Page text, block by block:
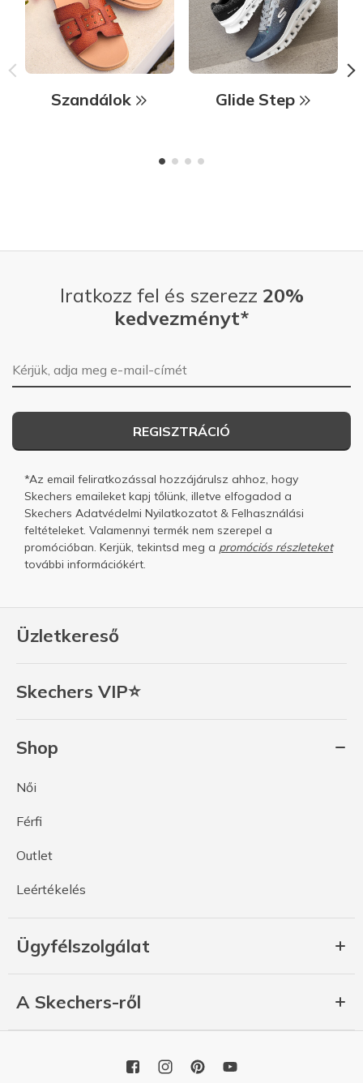
Szandálok Glide Step
Üzletkereső
Skechers VIP⭐
Shop
Női
Férfi
Outlet
Leértékelés
Ügyfélszolgálat
A Skechers-ről
Iratkozz fel és szerezz 20%
kedvezményt*
E-mail-cím
REGISZTRÁCIÓ
*Az email feliratkozással hozzájárulsz ahhoz, hogy
Skechers emaileket kapj tőlünk, illetve elfogadod a
Skechers Adatvédelmi Nyilatkozatot & Felhasználási
feltételeket. Valamennyi termék nem szerepel a
promócióban. Kerjük, tekintsd meg a promóciós részleteket
további információkért.